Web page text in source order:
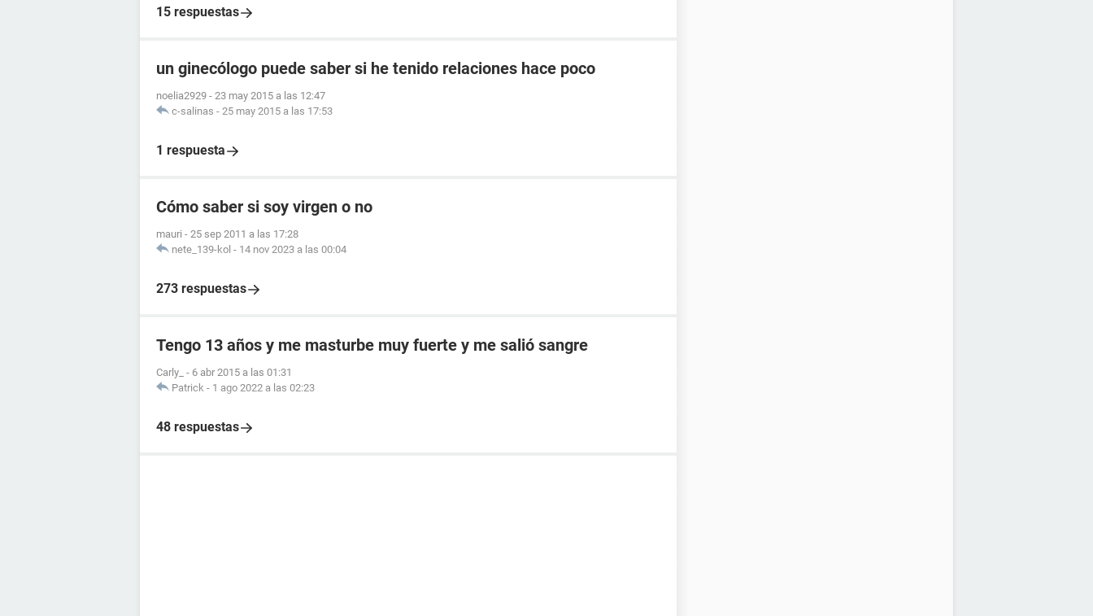
15 respuestas
un ginecólogo puede saber si he tenido relaciones hace poco
noelia2929 - 23 may 2015 a las 12:47
c-salinas - 25 may 2015 a las 17:53
1 respuesta
Cómo saber si soy virgen o no
mauri - 25 sep 2011 a las 17:28
nete_139-kol - 14 nov 2023 a las 00:04
273 respuestas
Tengo 13 años y me masturbe muy fuerte y me salió sangre
Carly_ - 6 abr 2015 a las 01:31
Patrick - 1 ago 2022 a las 02:23
48 respuestas